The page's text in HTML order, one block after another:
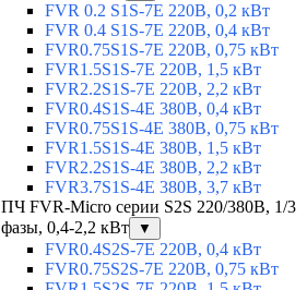
FVR 0.2 S1S-7E 220В, 0,2 кВт
FVR 0.4 S1S-7E 220В, 0,4 кВт
FVR0.75S1S-7E 220В, 0,75 кВт
FVR1.5S1S-7E 220В, 1,5 кВт
FVR2.2S1S-7E 220В, 2,2 кВт
FVR0.4S1S-4E 380В, 0,4 кВт
FVR0.75S1S-4E 380В, 0,75 кВт
FVR1.5S1S-4E 380В, 1,5 кВт
FVR2.2S1S-4E 380В, 2,2 кВт
FVR3.7S1S-4E 380В, 3,7 кВт
ПЧ FVR-Micro серии S2S 220/380В, 1/3
фазы, 0,4-2,2 кВт
▼
FVR0.4S2S-7E 220В, 0,4 кВт
FVR0.75S2S-7E 220В, 0,75 кВт